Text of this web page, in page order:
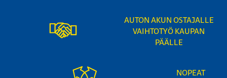
AUTON AKUN OSTAJALLE
VAIHTOTYÖ KAUPAN
PÄÄLLE
NOPEAT